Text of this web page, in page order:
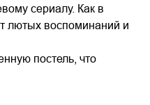
сериалу. Как в
лютых воспоминаний и
постель, что